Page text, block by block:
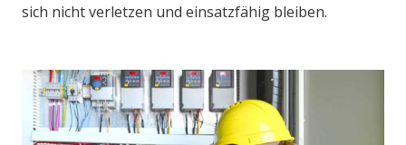
sich nicht verletzen und einsatzfähig bleiben.